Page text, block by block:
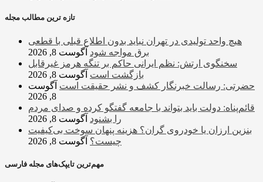
تازه ترین مطالب مجله
هیچ واحد تولیدی در تهران نباید بدون اطلاع قبلی با قطعی
برق مواجه شود آگوست 8, 2026
سخنگوی ارتش: نظم ایرانی حاکم بر تنگه هرمز غیرقابل
بازگشت است آگوست 8, 2026
حضرتی: رسالت خبرنگار کشف و نشر حقیقت است آگوست
8, 2026
قائم‌پناه: دولت باید بتواند با جامعه گفتگو کرده و صدای مردم
را بشنود آگوست 8, 2026
بنزین ارزان یا خودروی گران؟ هزینه پنهان سوخت بی‌کیفیت
چیست؟ آگوست 8, 2026
مهم‌ترین تایپک‌های مجله فارسی